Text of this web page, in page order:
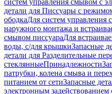
систем управления смывом с
детали для Писсуары с
ободкаДля систем управления
наружного монтажа и
смывом писсуараДля
воды, с/для крышкиЗапасные
детали для Разделительные
стеклянныеПринадлежности
патрубки, колена смыва и
питанием от сетиЗапасные
электронным